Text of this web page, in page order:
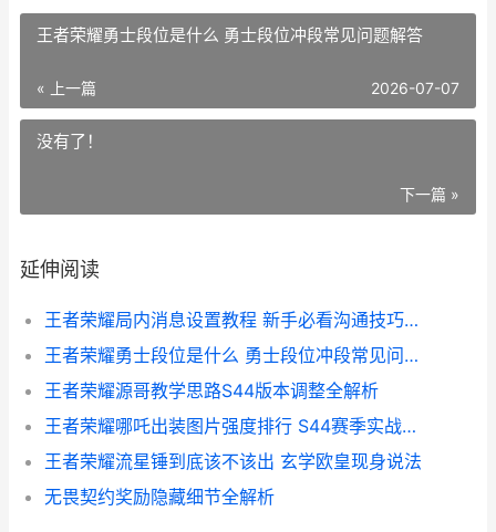
王者荣耀勇士段位是什么 勇士段位冲段常见问题解答
« 上一篇 2026-07-07
没有了！
下一篇 »
延伸阅读
王者荣耀局内消息设置教程 新手必看沟通技巧指南
王者荣耀勇士段位是什么 勇士段位冲段常见问题解答
王者荣耀源哥教学思路S44版本调整全解析
王者荣耀哪吒出装图片强度排行 S44赛季实战推荐解析
王者荣耀流星锤到底该不该出 玄学欧皇现身说法
无畏契约奖励隐藏细节全解析